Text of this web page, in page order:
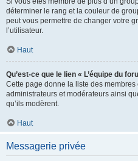
déterminer le rang et la couleur de
peut vous permettre de changer votre
l’utilisateur.
Haut
Qu’est-ce que le lien « L’équipe du
Cette page donne la liste des
administrateurs et modérateurs ainsi
qu’ils modèrent.
Haut
Messagerie privée